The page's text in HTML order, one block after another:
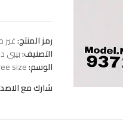
رمز المنتج:غير
التصنيف:بيبي
الوسم:size
شارك مع